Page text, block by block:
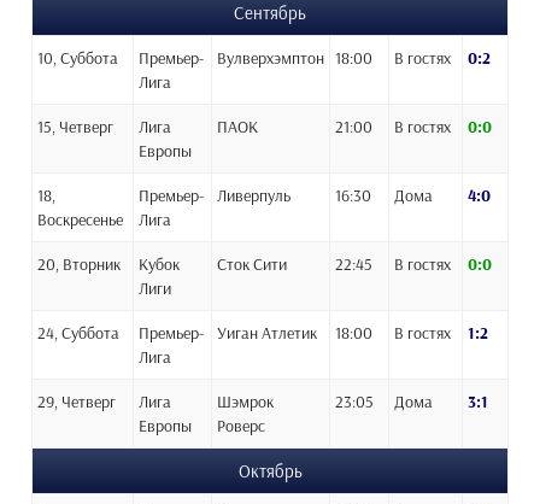
Сентябрь
10, Суббота
Премьер-
Лига
Вулверхэмптон 18:00 В гостях 0:2
15, Четверг
Лига
Европы
ПАОК 21:00 В гостях 0:0
18,
Воскресенье
Премьер-
Лига
Ливерпуль 16:30 Дома 4:0
20, Вторник
Кубок
Лиги
Сток Сити 22:45 В гостях 0:0
24, Суббота
Премьер-
Лига
Уиган Атлетик 18:00 В гостях 1:2
29, Четверг
Лига
Европы
Шэмрок
Роверс
23:05 Дома 3:1
Октябрь